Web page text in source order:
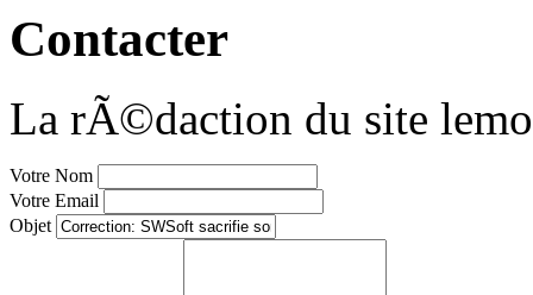
Contacter
La rÃ©daction du site
Votre Nom
Votre Email
Objet